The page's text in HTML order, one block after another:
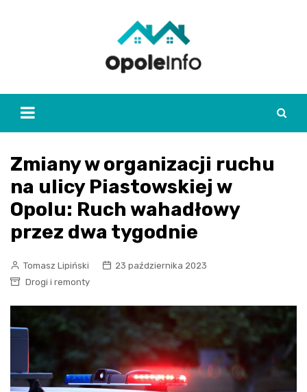
Zmiany w organizacji ruchu
na ulicy Piastowskiej w
Opolu: Ruch wahadłowy
przez dwa tygodnie
Tomasz Lipiński
23 października 2023
Drogi i remonty